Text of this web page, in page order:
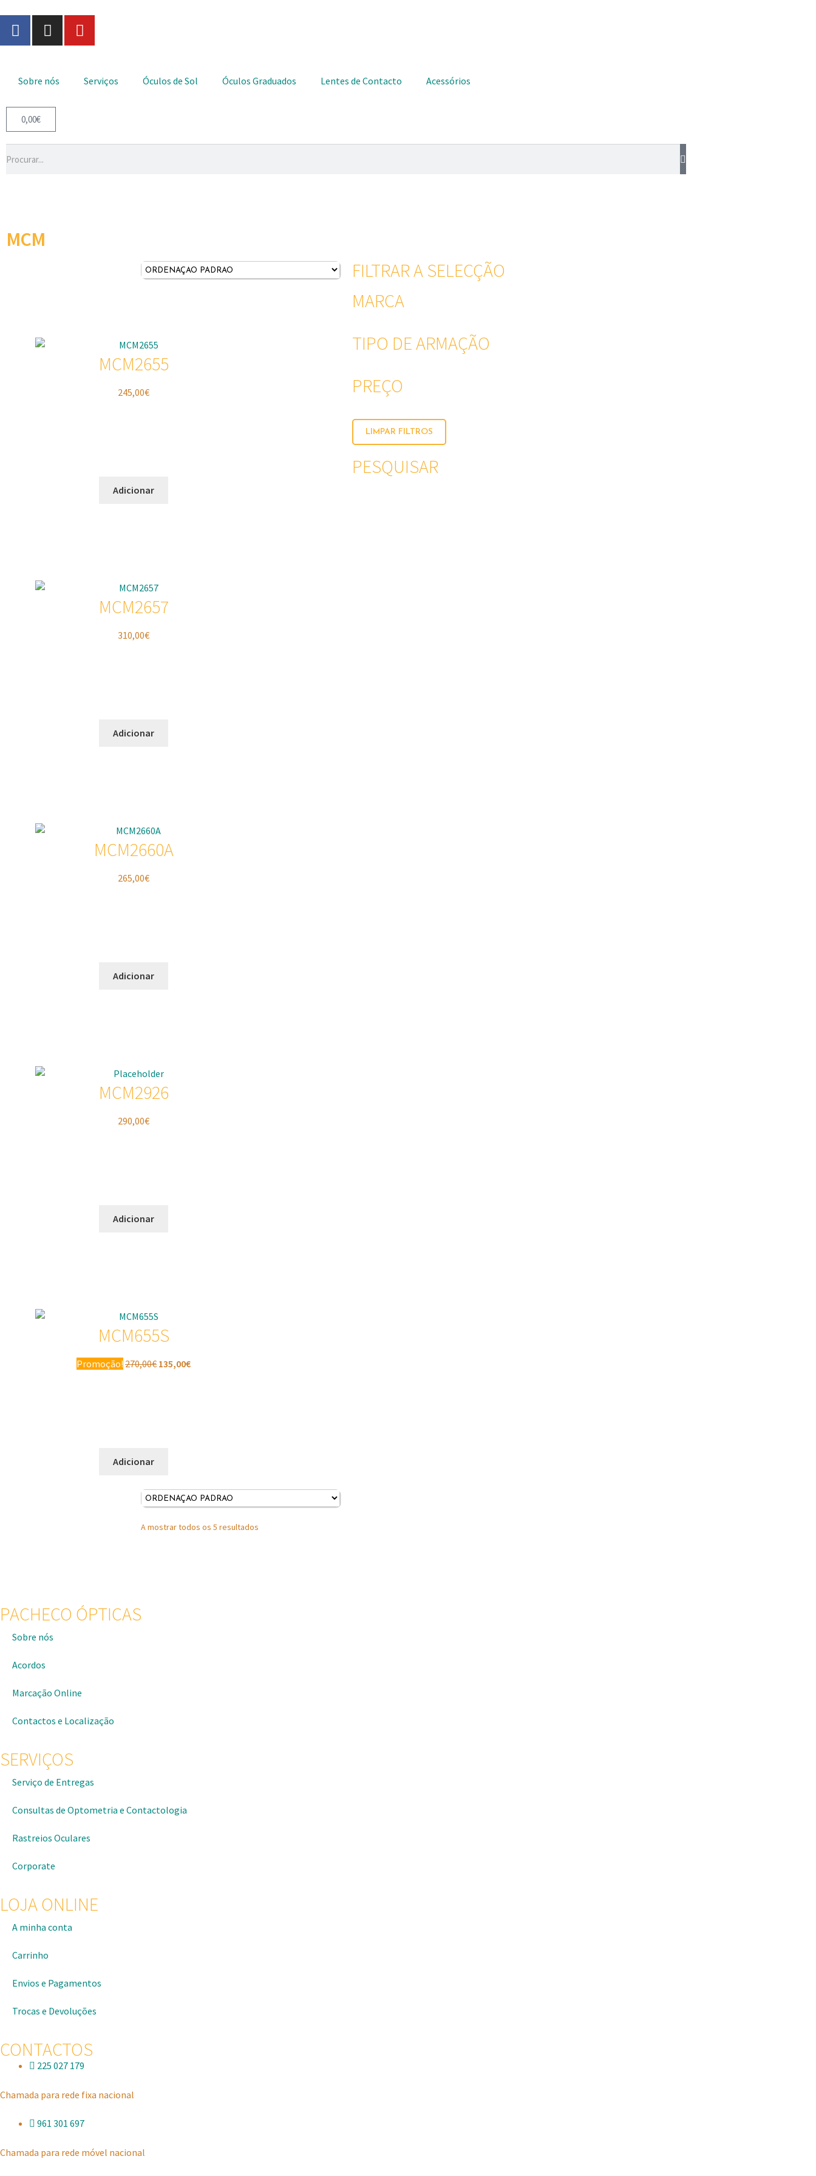
Sobre nós Serviços Óculos de Sol Óculos Graduados Lentes de Contacto Acessórios
0,00€
MCM
MCM2655
245,00€
Adicionar
MCM2657
310,00€
Adicionar
MCM2660A
265,00€
Adicionar
MCM2926
290,00€
Adicionar
MCM655S
Promoção! 270,00€ 135,00€
Adicionar
A mostrar todos os 5 resultados
FILTRAR A SELECÇÃO
MARCA
TIPO DE ARMAÇÃO
PREÇO
LIMPAR FILTROS
PESQUISAR
PACHECO ÓPTICAS
Sobre nós
Acordos
Marcação Online
Contactos e Localização
SERVIÇOS
Serviço de Entregas
Consultas de Optometria e Contactologia​
Rastreios Oculares
Corporate
LOJA ONLINE
A minha conta
Carrinho
Envios e Pagamentos
Trocas e Devoluções
CONTACTOS
225 027 179
Chamada para rede fixa nacional
961 301 697
Chamada para rede móvel nacional